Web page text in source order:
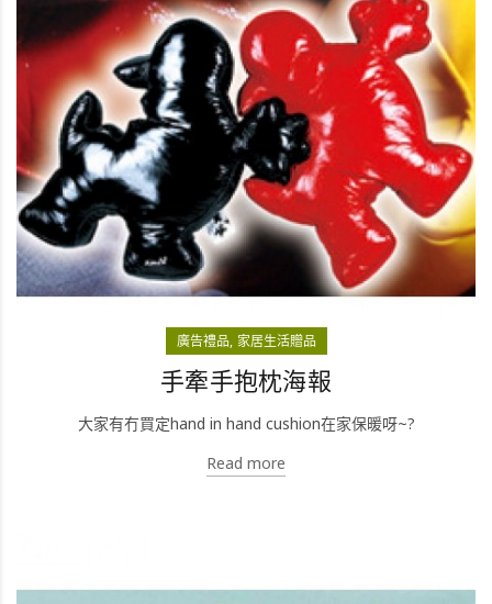
廣告禮品 家居生活贈品
手牽手抱枕海報
大家有冇買定hand in hand cushion在家保暖呀~?
Read more